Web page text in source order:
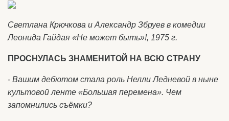
Светлана Крючкова и Александр Збруев в комедии
Леонида Гайдая «Не может быть»!, 1975 г.
ПРОСНУЛАСЬ ЗНАМЕНИТОЙ НА ВСЮ СТРАНУ
- Вашим дебютом стала роль Нелли Ледневой в ныне
культовой ленте «Большая перемена». Чем
запомнились съёмки?